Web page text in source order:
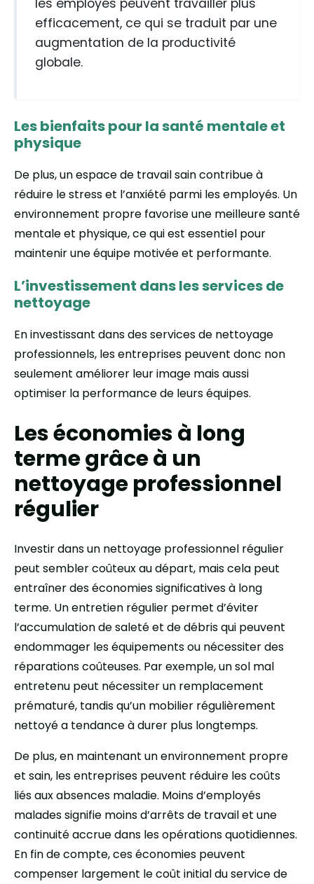
les employés peuvent travailler plus
efficacement, ce qui se traduit par une
augmentation de la productivité
globale.
Les bienfaits pour la santé mentale et
physique
De plus, un espace de travail sain contribue à
réduire le stress et l’anxiété parmi les employés. Un
environnement propre favorise une meilleure santé
mentale et physique, ce qui est essentiel pour
maintenir une équipe motivée et performante.
L’investissement dans les services de
nettoyage
En investissant dans des services de nettoyage
professionnels, les entreprises peuvent donc non
seulement améliorer leur image mais aussi
optimiser la performance de leurs équipes.
Les économies à long
terme grâce à un
nettoyage professionnel
régulier
Investir dans un nettoyage professionnel régulier
peut sembler coûteux au départ, mais cela peut
entraîner des économies significatives à long
terme. Un entretien régulier permet d’éviter
l’accumulation de saleté et de débris qui peuvent
endommager les équipements ou nécessiter des
réparations coûteuses. Par exemple, un sol mal
entretenu peut nécessiter un remplacement
prématuré, tandis qu’un mobilier régulièrement
nettoyé a tendance à durer plus longtemps.
De plus, en maintenant un environnement propre
et sain, les entreprises peuvent réduire les coûts
liés aux absences maladie. Moins d’employés
malades signifie moins d’arrêts de travail et une
continuité accrue dans les opérations quotidiennes.
En fin de compte, ces économies peuvent
compenser largement le coût initial du service de